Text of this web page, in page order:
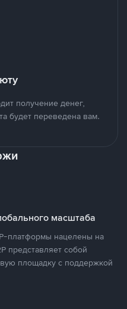
получение денег,
будет переведена вам.
масштаба
платформы нацелены на
представляет собой
площадку с поддержкой